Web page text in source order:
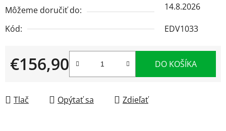
Môžeme doručiť do:
14.8.2026
Kód:
EDV1033
€156,90
Jednotková cena:
DO KOŠÍKA
Tlač Opýtať sa Zdieľať